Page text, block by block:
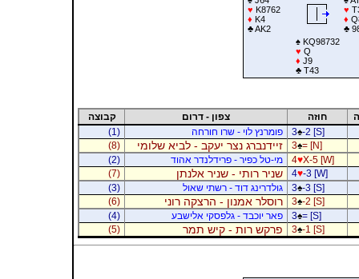
♥ K8762
♦ K4
♣AK2
♥
♦
♣
♠KQ98732
♥ Q
♦ J9
♣T43
חוזה צפון - דרום
קבוצה
3♠-2 [S] פומרנץ לוי - שרו חורחה
(1)
3♠= [N] זיידנברג נצר יעקב - לביא שלומי
(8)
4♥X-5 [W] מי-טל כפיר - פרידלנדר אהוד
(2)
4♥-3 [W] שניר רותי - שניר אלנתן
(7)
3♠-3 [S] גולדרינג דוד - רשתי שאול
(3)
3♠-2 [S] רוסלר אמנון - הרצקה רוני
(6)
3♠= [S] פאר יוכבד - גלפסקי אלישבע
(4)
3♠-1 [S] פרקש רות - קיש תמר (5)